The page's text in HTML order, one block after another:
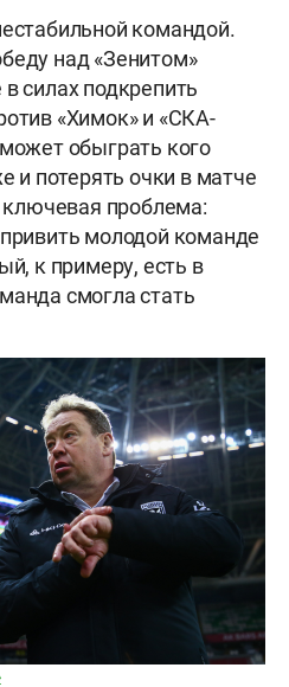
командой.
над «Зенитом»
силах подкрепить
«Химок» и «СКА-
обыграть кого
и потерять очки в матче
ключевая проблема:
молодой команде
к примеру, есть в
смогла стать